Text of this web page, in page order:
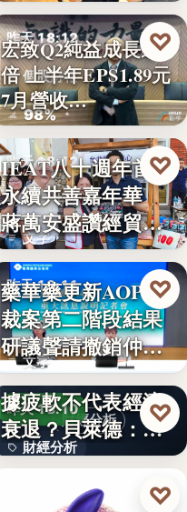
昨天 18:12
個股財報
98%
宏致Q2純益成長近1
倍 上半年EPS1.89元
7月營收…
♡
昨天 18:12
永續共善
文字
IEAT八十週年首辦
永續共善嘉年華
蔣萬安盛讚經貿公
益打…
♡
昨天 18:11
財經
文字
藥華藥更新AOP仲
裁案第二階段結果
研議聲請撤銷仲裁
判斷
♡
財經分析
昨天 18:10
財經分析
美國7月非農就業數
據疲軟不代表經濟
衰退？貝萊德：AI
正讓…
♡
昨天 17:00 ♡